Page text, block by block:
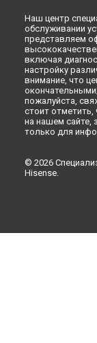
Наш центр
обслуживании
представляем
включая
настройку
внимание, что
пожалуйста,
стоит отметить,
на нашем сайте,
только для
© 2026
Hisense.